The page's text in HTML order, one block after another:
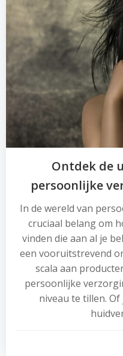
Ontdek de
persoonlijke
In de wereld van
cruciaal belang om
vinden die aan al je
een vooruitstrevend
scala aan
persoonlijke
niveau te tillen.